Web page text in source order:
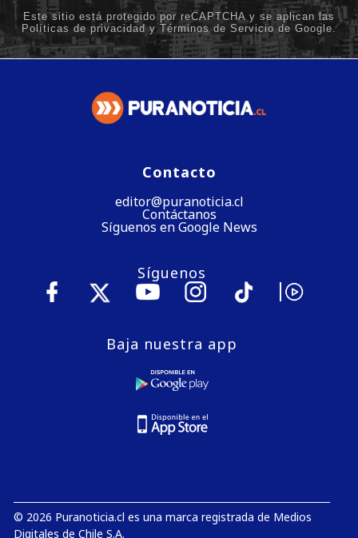
Contacto
editor@puranoticia.cl
Contáctanos
Síguenos en Google News
Síguenos
Baja nuestra app
© 2026 Puranoticia.cl es una marca registrada de Medios
Digitales de Chile S.A.